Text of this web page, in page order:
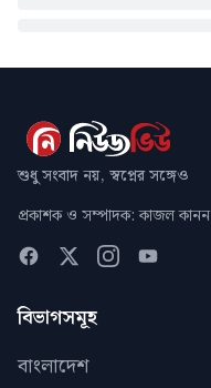
শুধু সংবাদ নয়, স্বপ্নের সঙ্গেও
প্রকাশক ও সম্পাদক: কাজল কানন
বিভাগসমূহ
বাংলাদেশ